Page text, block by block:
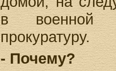
в
прокуратуру.
- Почему?